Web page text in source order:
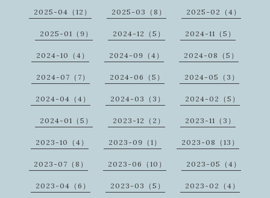
2025-04（12） 2025-03（8） 2025-02（4）
2025-01（9） 2024-12（5） 2024-11（5）
2024-10（4） 2024-09（4） 2024-08（5）
2024-07（7） 2024-06（5） 2024-05（3）
2024-04（4） 2024-03（3） 2024-02（5）
2024-01（5） 2023-12（2） 2023-11（3）
2023-10（4） 2023-09（1） 2023-08（13）
2023-07（8） 2023-06（10） 2023-05（4）
2023-04（6） 2023-03（5） 2023-02（4）